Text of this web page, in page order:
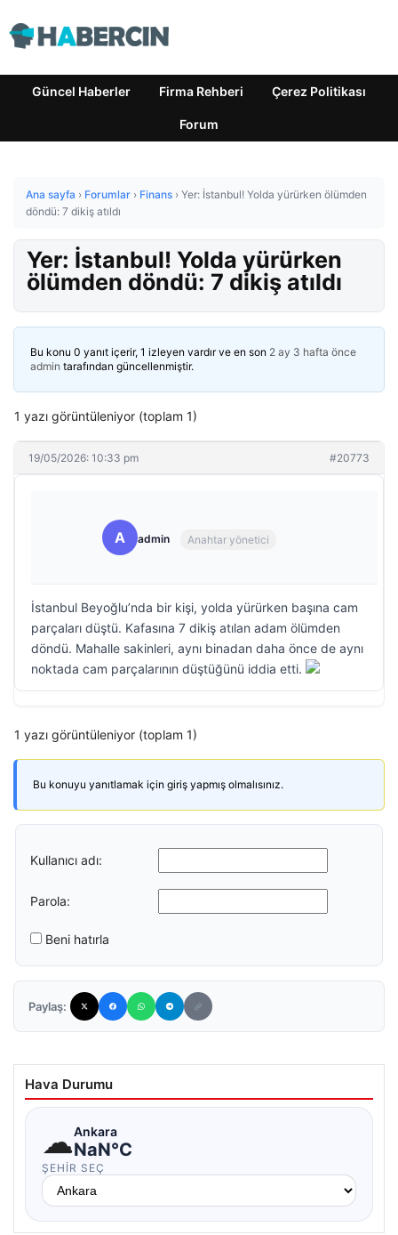
Güncel Haberler Firma Rehberi Çerez Politikası
Forum
Ana sayfa › Forumlar › Finans › Yer: İstanbul! Yolda yürürken ölümden
döndü: 7 dikiş atıldı
Yer: İstanbul! Yolda yürürken
ölümden döndü: 7 dikiş atıldı
Bu konu 0 yanıt içerir, 1 izleyen vardır ve en son 2 ay 3 hafta önce
admin tarafından güncellenmiştir.
1 yazı görüntüleniyor (toplam 1)
19/05/2026: 10:33 pm #20773
A admin Anahtar yönetici
İstanbul Beyoğlu’nda bir kişi, yolda yürürken başına cam
parçaları düştü. Kafasına 7 dikiş atılan adam ölümden
döndü. Mahalle sakinleri, aynı binadan daha önce de aynı
noktada cam parçalarının düştüğünü iddia etti.
1 yazı görüntüleniyor (toplam 1)
Bu konuyu yanıtlamak için giriş yapmış olmalısınız.
Kullanıcı adı:
Parola:
Beni hatırla
Paylaş:
Hava Durumu
☁Ankara
NaN°C
ŞEHIR SEÇ